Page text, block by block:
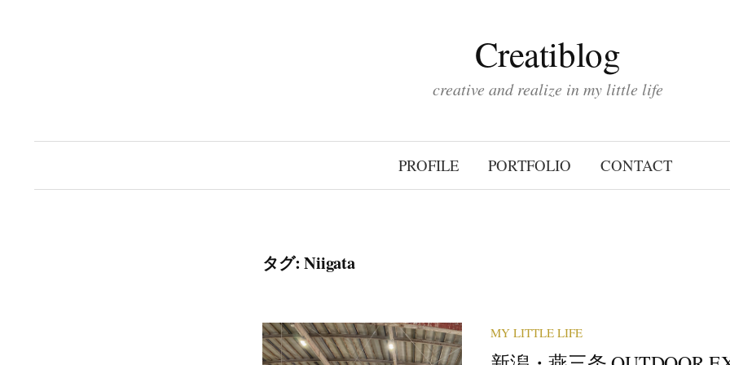
Creatiblog
creative and realize in my little life
PROFILE PORTFOLIO CONTACT
タグ:Niigata
MY LITTLE LIFE